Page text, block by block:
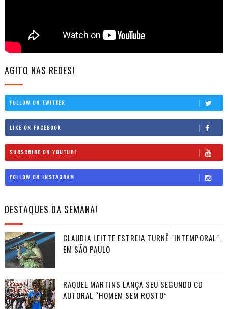
AGITO NAS REDES!
FOLLOW ON TWITTER
LIKE ON FACEBOOK
SUBSCRIBE ON YOUTUBE
FOLLOW ON INSTAGRAM
DESTAQUES DA SEMANA!
CLAUDIA LEITTE ESTREIA TURNÊ "INTEMPORAL",
EM SÃO PAULO
RAQUEL MARTINS LANÇA SEU SEGUNDO CD
AUTORAL “HOMEM SEM ROSTO”